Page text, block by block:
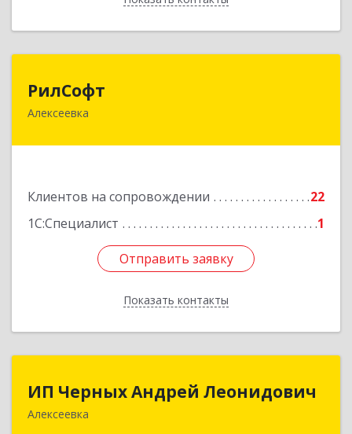
РилСофт
Алексеевка
Клиентов на сопровождении
22
1С:Специалист
1
Отправить заявку
Показать контакты
309850, Белгородская обл, Алексеевский р-н,
Отправить заявку
Назад
ИП Черных Андрей Леонидович
Алексеевка
ИП Черных Андрей Леонидович
309850, Белгородская обл, Алексеевский р-н,